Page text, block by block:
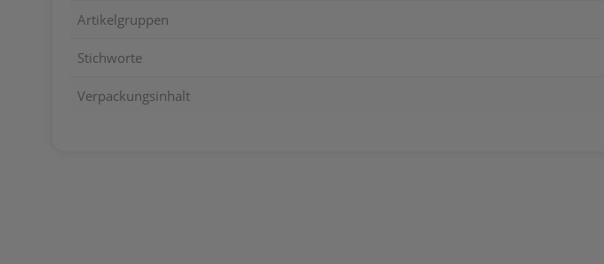
Artikelgruppen
Stichworte
Verpackungsinhalt